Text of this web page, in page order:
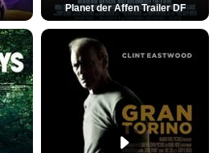
Planet der Affen Trailer DF